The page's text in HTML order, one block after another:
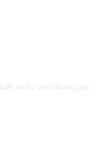
for mer informasjon